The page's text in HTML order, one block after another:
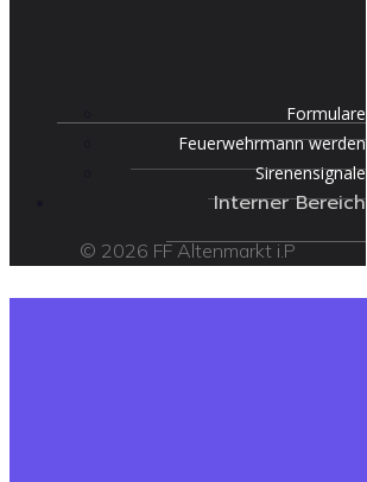
Formulare
Feuerwehrmann werden
Sirenensignale
Interner Bereich
© 2026 FF Altenmarkt i.P